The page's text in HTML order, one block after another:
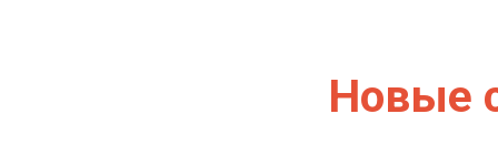
Новые